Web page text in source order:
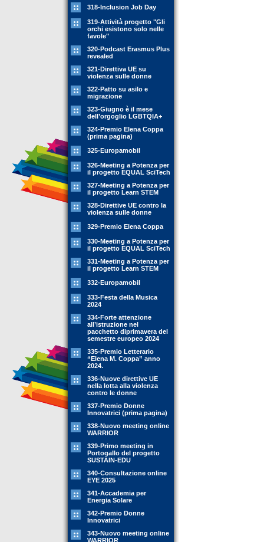
318-Inclusion Job Day
319-Attività progetto "Gli
orchi esistono solo nelle
favole"
320-Podcast Erasmus Plus
revealed
321-Direttiva UE su
violenza sulle donne
322-Patto su asilo e
migrazione
323-Giugno è il mese
dell’orgoglio LGBTQIA+
324-Premio Elena Coppa
(prima pagina)
325-Europamobil
326-Meeting a Potenza per
il progetto EQUAL SciTech
327-Meeting a Potenza per
il progetto Learn STEM
328-Direttive UE contro la
violenza sulle donne
329-Premio Elena Coppa
330-Meeting a Potenza per
il progetto EQUAL SciTech
331-Meeting a Potenza per
il progetto Learn STEM
332-Europamobil
333-Festa della Musica
2024
334-Forte attenzione
all’istruzione nel
pacchetto diprimavera del
semestre europeo 2024
335-Premio Letterario
“Elena M. Coppa” anno
2024.
336-Nuove direttive UE
nella lotta alla violenza
contro le donne
337-Premio Donne
Innovatrici (prima pagina)
338-Nuovo meeting online
WARRIOR
339-Primo meeting in
Portogallo del progetto
SUSTAIN-EDU
340-Consultazione online
EYE 2025
341-Accademia per
Energia Solare
342-Premio Donne
Innovatrici
343-Nuovo meeting online
WARRIOR